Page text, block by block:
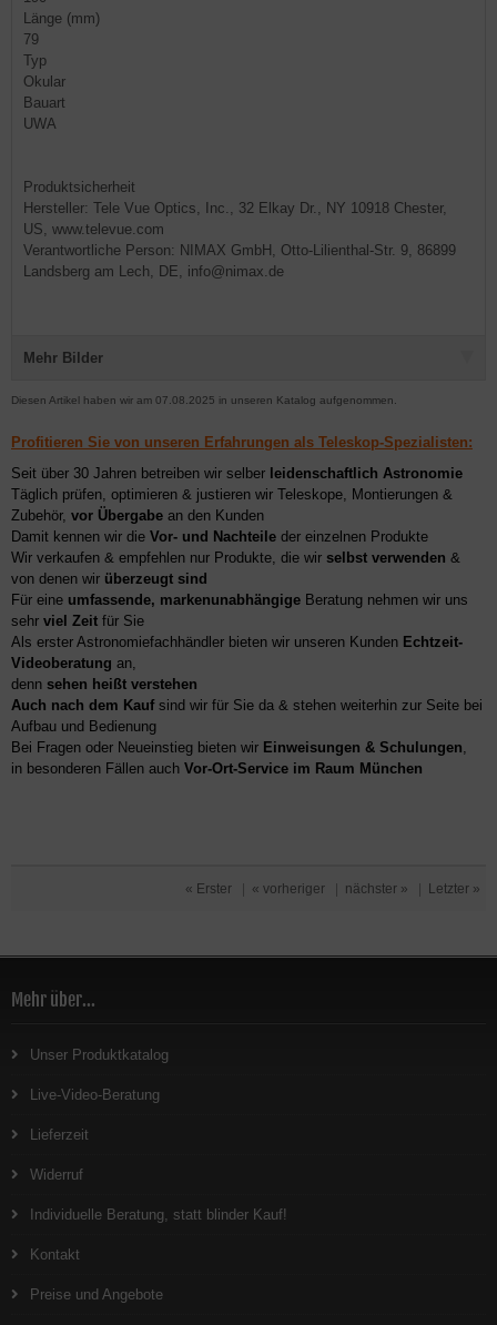
Länge (mm)
79
Typ
Okular
Bauart
UWA
Produktsicherheit
Hersteller: Tele Vue Optics, Inc., 32 Elkay Dr., NY 10918 Chester,
US, www.televue.com
Verantwortliche Person: NIMAX GmbH, Otto-Lilienthal-Str. 9, 86899
Landsberg am Lech, DE, info@nimax.de
Mehr Bilder
Diesen Artikel haben wir am 07.08.2025 in unseren Katalog aufgenommen.
Profitieren Sie von unseren Erfahrungen als Teleskop-Spezialisten:
Seit über 30 Jahren betreiben wir selber leidenschaftlich Astronomie
Täglich prüfen, optimieren & justieren wir Teleskope, Montierungen &
Zubehör, vor Übergabe an den Kunden
Damit kennen wir die Vor- und Nachteile der einzelnen Produkte
Wir verkaufen & empfehlen nur Produkte, die wir selbst verwenden &
von denen wir überzeugt sind
Für eine umfassende, markenunabhängige Beratung nehmen wir uns
sehr viel Zeit für Sie
Als erster Astronomiefachhändler bieten wir unseren Kunden Echtzeit-
Videoberatung an,
denn sehen heißt verstehen
Auch nach dem Kaufsind wir für Sie da & stehen weiterhin zur Seite bei
Aufbau und Bedienung
Bei Fragen oder Neueinstieg bieten wir Einweisungen & Schulungen,
in besonderen Fällen auch Vor-Ort-Service im Raum München
« Erster « vorheriger nächster » Letzter »
Mehr über...
Unser Produktkatalog
Live-Video-Beratung
Lieferzeit
Widerruf
Individuelle Beratung, statt blinder Kauf!
Kontakt
Preise und Angebote